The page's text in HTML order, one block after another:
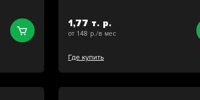
1,77 т. р.
от 148 р./в мес
Где купить